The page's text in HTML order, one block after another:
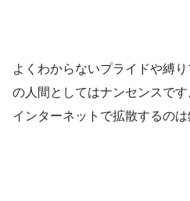
よくわからないプライドや縛
の人間としてはナンセンスで
インターネットで拡散するのは